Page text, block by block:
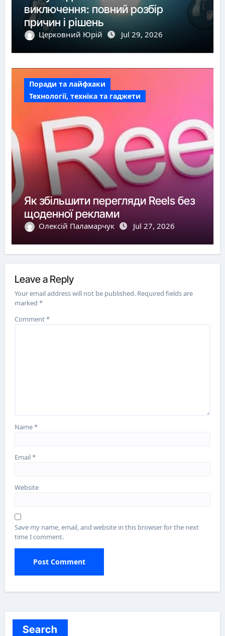
виключення: повний розбір
причин і рішень
Церковний Юрій Jul 29, 2026
Поради та лайфхаки
Технології, техніка та гаджети
Як збільшити перегляди Reels без
щоденної реклами
Олексій Паламарчук Jul 27, 2026
Leave a Reply
Your email address will not be published. Required fields are
marked*
Comment*
Name*
Email*
Website
Save my name, email, and website in this browser for the next
time I comment.
Search